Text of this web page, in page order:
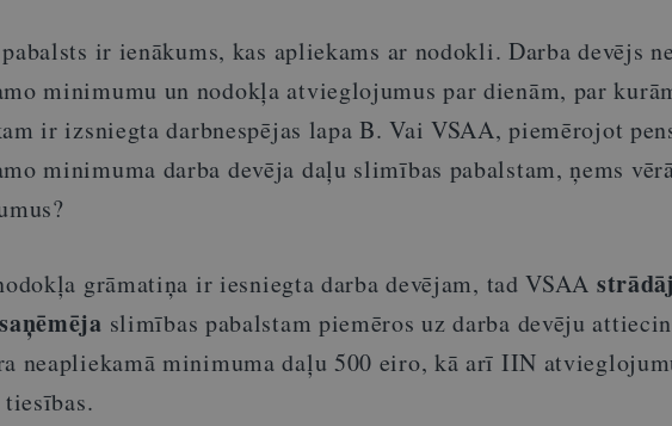
ir ienākums, kas apliekams ar nodokli. Darba devējs
minimumu un nodokļa atvieglojumus par dienām, par
ir izsniegta darbnespējas lapa B. Vai VSAA, piemērojot
minimuma darba devēja daļu slimības pabalstam, ņems
grāmatiņa ir iesniegta darba devējam, tad VSAA
slimības pabalstam piemēros uz darba devēju
neapliekamā minimuma daļu 500 eiro, kā arī IIN